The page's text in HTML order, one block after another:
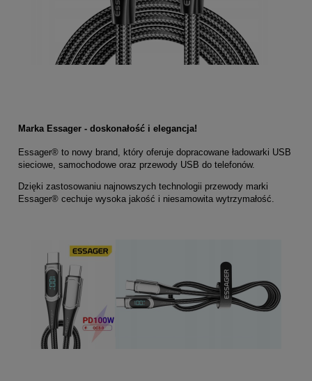
Marka Essager - doskonałość i elegancja!
Essager® to nowy brand, który oferuje dopracowane ładowarki USB
sieciowe, samochodowe oraz przewody USB do telefonów.
Dzięki zastosowaniu najnowszych technologii przewody marki
Essager® cechuje wysoka jakość i niesamowita wytrzymałość.